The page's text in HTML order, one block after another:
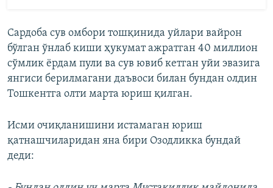
Сардоба сув омбори тошқинида уйлари вайрон
бўлган ўнлаб киши ҳукумат ажратган 40 миллион
сўмлик ёрдам пули ва сув ювиб кетган уйи эвазига
янгиси берилмагани даъвоси билан бундан олдин
Тошкентга олти марта юриш қилган.
Исми очиқланишини истамаган юриш
қатнашчиларидан яна бири Озодликка бундай
деди: